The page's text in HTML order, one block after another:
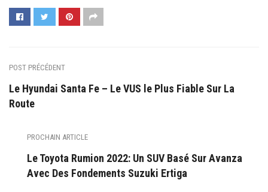
POST PRÉCÉDENT
Le Hyundai Santa Fe – Le VUS le Plus Fiable Sur La
Route
PROCHAIN ARTICLE
Le Toyota Rumion 2022: Un SUV Basé Sur Avanza
Avec Des Fondements Suzuki Ertiga